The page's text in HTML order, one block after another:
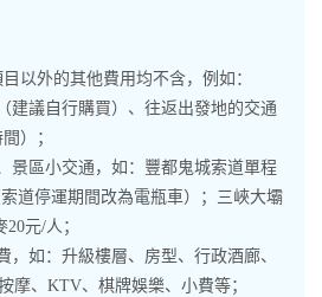
以外的其他費用均不含，例如：
建議自行購買）、往返出發地的交通
）；
景區小交通，如：豐都鬼城索道單程
道停運期間改為電瓶車）；三峽大壩
元/人；
，如：升級樓層、房型、行政酒廊、
摩、KTV、棋牌娛樂、小費等；